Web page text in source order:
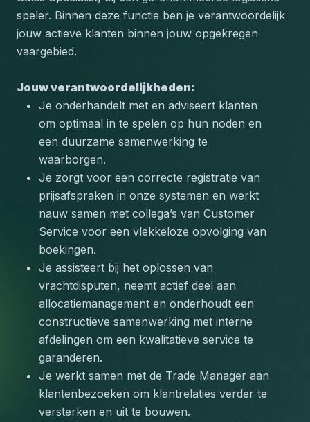
speler. Binnen deze functie ben je verantwoordelijk
jouw actieve klanten binnen jouw opgekregen
vaargebied.
Jouw verantwoordelijkheden:
Je onderhandelt met en adviseert klanten
om optimaal in te spelen op hun noden en
een duurzame samenwerking te
waarborgen.
Je zorgt voor een correcte registratie van
prijsafspraken in onze systemen en werkt
nauw samen met collega’s van Customer
Service voor een vlekkeloze opvolging van
boekingen.
Je assisteert bij het oplossen van
vrachtdisputen, neemt actief deel aan
allocatiemanagement en onderhoudt een
constructieve samenwerking met interne
afdelingen om een kwalitatieve service te
garanderen.
Je werkt samen met de Trade Manager aan
klantenbezoeken om klantrelaties verder te
versterken en uit te bouwen.